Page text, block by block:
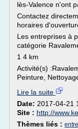
lès-Valence n'ont
Contactez
horaires
Les entreprises à
catégorie
1 4 km
Activité(s)
Peinture,
Lire la suite
Date: 2017-04-21
Site : http://
Thèmes liés :